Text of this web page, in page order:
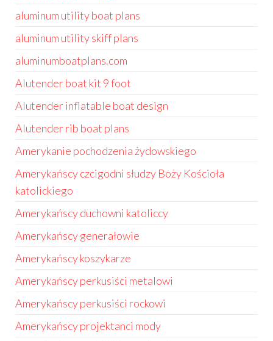
aluminum utility boat plans
aluminum utility skiff plans
aluminumboatplans.com
Alutender boat kit 9 foot
Alutender inflatable boat design
Alutender rib boat plans
Amerykanie pochodzenia żydowskiego
Amerykańscy czcigodni słudzy Boży Kościoła
katolickiego
Amerykańscy duchowni katoliccy
Amerykańscy generałowie
Amerykańscy koszykarze
Amerykańscy perkusiści metalowi
Amerykańscy perkusiści rockowi
Amerykańscy projektanci mody